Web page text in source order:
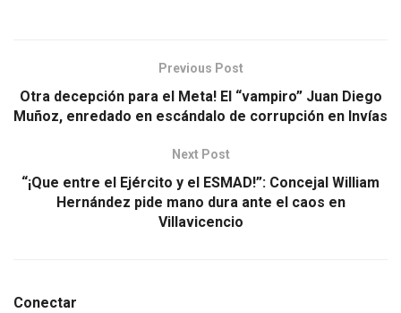
Previous Post
Otra decepción para el Meta! El “vampiro” Juan Diego
Muñoz, enredado en escándalo de corrupción en Invías
Next Post
“¡Que entre el Ejército y el ESMAD!”: Concejal William
Hernández pide mano dura ante el caos en
Villavicencio
Conectar